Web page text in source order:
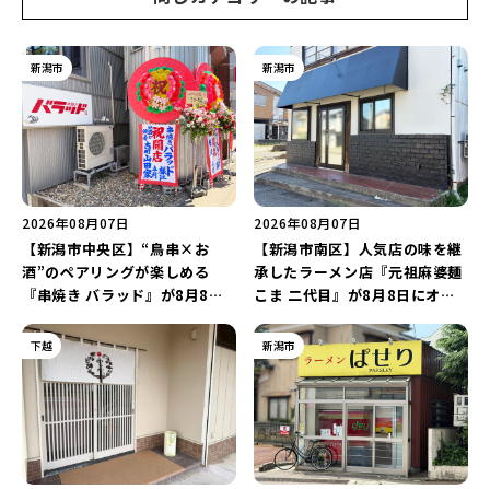
新潟市
2026年08月07日
【新潟市中央区】“鳥串×お
酒”のペアリングが楽しめる
『串焼き バラッド』が8月8日
インアップ♪
新潟市
2026年08月07日
【新潟市南区】人気店の味を継
承したラーメン店『元祖麻婆麺
こま 二代目』が8月8日にオー
た「麻婆麺」を復刻♪
下越 新潟市